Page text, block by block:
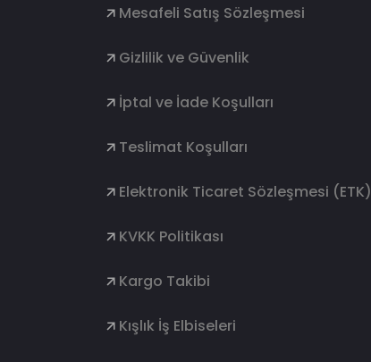
Mesafeli Satış Sözleşmesi
Gizlilik ve Güvenlik
İptal ve İade Koşulları
Teslimat Koşulları
Elektronik Ticaret Sözleşmesi (ETK)
KVKK Politikası
Kargo Takibi
Kışlık İş Elbiseleri